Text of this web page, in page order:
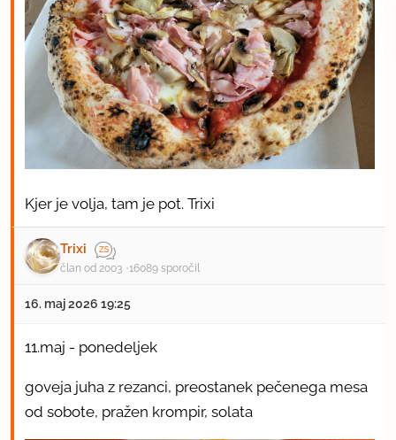
Kjer je volja, tam je pot. Trixi
Trixi
član od 2003 16089 sporočil
16. maj 2026 19:25
11.maj - ponedeljek
goveja juha z rezanci, preostanek pečenega mesa
od sobote, pražen krompir, solata